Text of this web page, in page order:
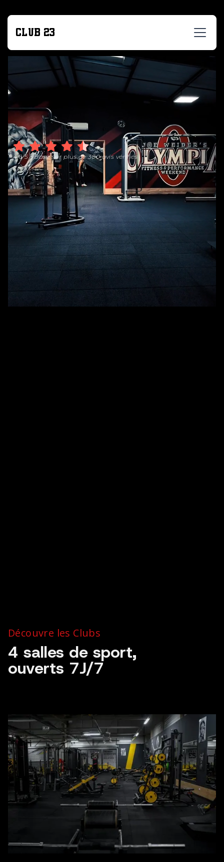
CLUB 23
4.6/5 - Basé sur plus de 300 avis vérifiés
Découvre les Clubs
4 salles de sport,
ouverts 7J/7